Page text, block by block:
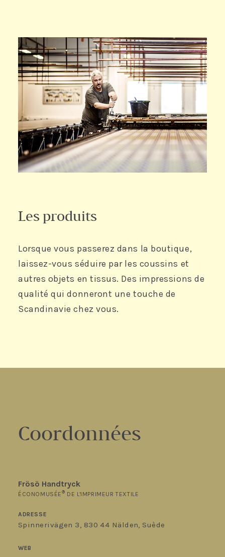
Les produits
Lorsque vous passerez dans la boutique,
laissez-vous séduire par les coussins et
autres objets en tissus. Des impressions de
qualité qui donneront une touche de
Scandinavie chez vous.
Coordonnées
Frösö Handtryck
ÉCONOMUSÉE ® DE L'IMPRIMEUR TEXTILE
ADRESSE
Spinnerivägen 3, 830 44 Nälden, Suède
WEB